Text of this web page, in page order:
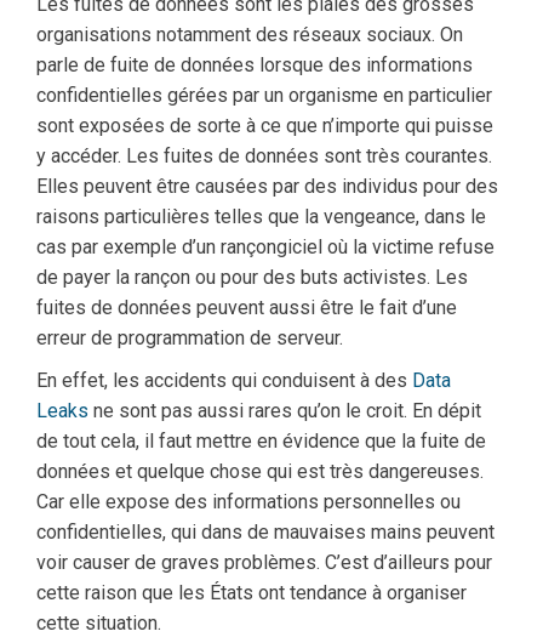
organisations notamment des réseaux sociaux. On
parle de fuite de données lorsque des informations
confidentielles gérées par un organisme en particulier
sont exposées de sorte à ce que n’importe qui puisse
y accéder. Les fuites de données sont très courantes.
Elles peuvent être causées par des individus pour des
raisons particulières telles que la vengeance, dans le
cas par exemple d’un rançongiciel où la victime refuse
de payer la rançon ou pour des buts activistes. Les
fuites de données peuvent aussi être le fait d’une
erreur de programmation de serveur.
En effet, les accidents qui conduisent à des Data
Leaks ne sont pas aussi rares qu’on le croit. En dépit
de tout cela, il faut mettre en évidence que la fuite de
données et quelque chose qui est très dangereuses.
Car elle expose des informations personnelles ou
confidentielles, qui dans de mauvaises mains peuvent
voir causer de graves problèmes. C’est d’ailleurs pour
cette raison que les États ont tendance à organiser
cette situation.